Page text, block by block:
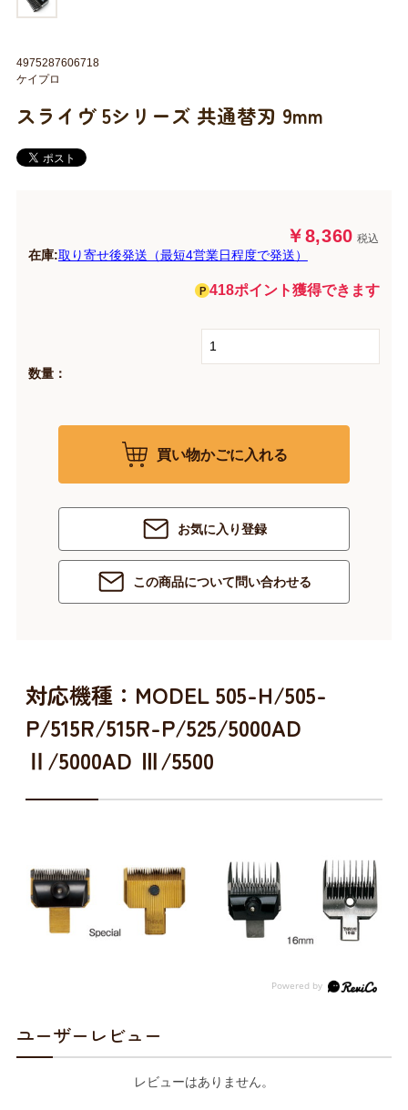
スライヴ 5シリーズ 共通替刃 9mm
￥8,360 税込
在庫:取り寄せ後発送（最短4営業日程度で発送）
418ポイント獲得できます
数量：
買い物かごに入れる
お気に入り登録
この商品について問い合わせる
4975287606718
ケイプロ
対応機種：MODEL 505-H/505-
P/515R/515R-P/525/5000AD
Ⅱ/5000AD Ⅲ/5500
ユーザーレビュー
レビューはありません。